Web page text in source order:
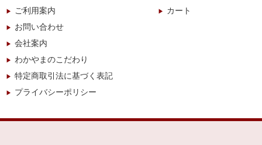
ご利用案内
お問い合わせ
会社案内
わかやまのこだわり
特定商取引法に基づく表記
プライバシーポリシー
カート